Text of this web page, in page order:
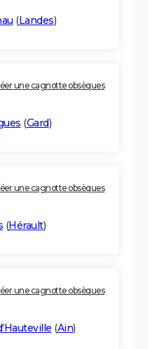
(Landes)
une cagnotte obsèques
(Gard)
une cagnotte obsèques
(Hérault)
une cagnotte obsèques
(Ain)